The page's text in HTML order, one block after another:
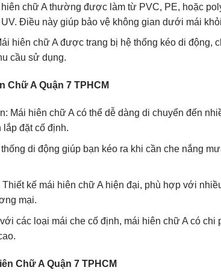
chữ A thường được làm từ PVC, PE, hoặc
Điều này giúp bảo vệ không gian dưới mái
hiên chữ A được trang bị hệ thống kéo di động,
cầu sử dụng.
Chữ A Quận 7 TPHCM
Mái hiên chữ A có thể dễ dàng di chuyển đến
đặt cố định.
di động giúp bạn kéo ra khi cần che nắng
Thiết kế mái hiên chữ A hiện đại, phù hợp với
mại.
các loại mái che cố định, mái hiên chữ A có
Chữ A Quận 7 TPHCM